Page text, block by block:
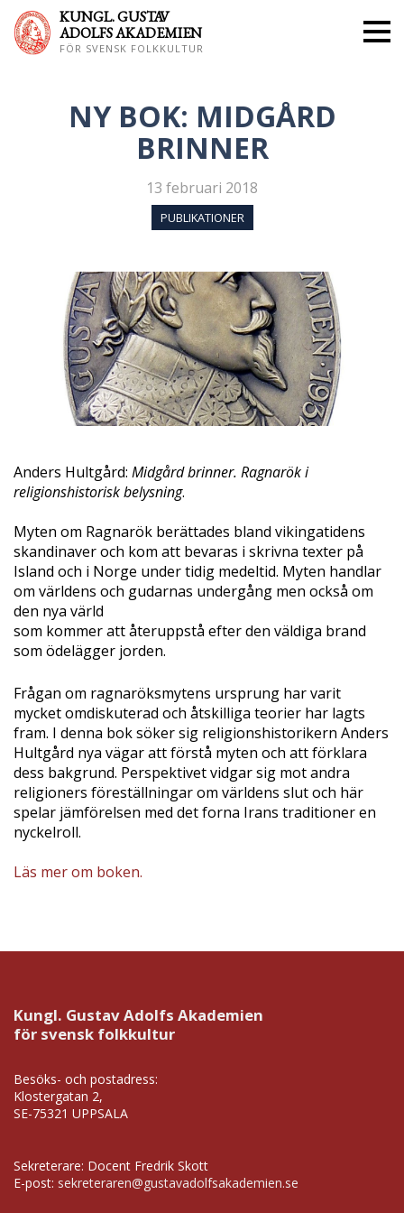
KUNGL. GUSTAV
ADOLFS AKADEMIEN
FÖR SVENSK FOLKKULTUR
NY BOK: MIDGÅRD
BRINNER
13 februari 2018
PUBLIKATIONER
Anders Hultgård: Midgård brinner. Ragnarök i
religionshistorisk belysning.
Myten om Ragnarök berättades bland vikingatidens
skandinaver och kom att bevaras i skrivna texter på
Island och i Norge under tidig medeltid. Myten handlar
om världens och gudarnas undergång men också om
den nya värld
som kommer att återuppstå efter den väldiga brand
som ödelägger jorden.
Frågan om ragnaröksmytens ursprung har varit
mycket omdiskuterad och åtskilliga teorier har lagts
fram. I denna bok söker sig religionshistorikern Anders
Hultgård nya vägar att förstå myten och att förklara
dess bakgrund. Perspektivet vidgar sig mot andra
religioners föreställningar om världens slut och här
spelar jämförelsen med det forna Irans traditioner en
nyckelroll.
Läs mer om boken.
Kungl. Gustav Adolfs Akademien
för svensk folkkultur
Besöks- och postadress:
Klostergatan 2,
SE-75321 UPPSALA
Sekreterare: Docent Fredrik Skott
E-post: sekreteraren@gustavadolfsakademien.se